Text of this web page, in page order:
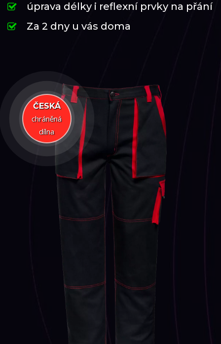
úprava délky i reflexní prvky na přání
Za 2 dny u vás doma
ČESKÁ
chráněná
dílna